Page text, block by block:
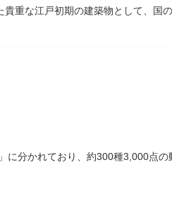
重な江戸初期の建築物として、国
・徳川家光公が、日光東照宮まで
特別公開が実施されることもある
ック。手塚治虫のユニコのお守り
分かれており、約300種3,000点の